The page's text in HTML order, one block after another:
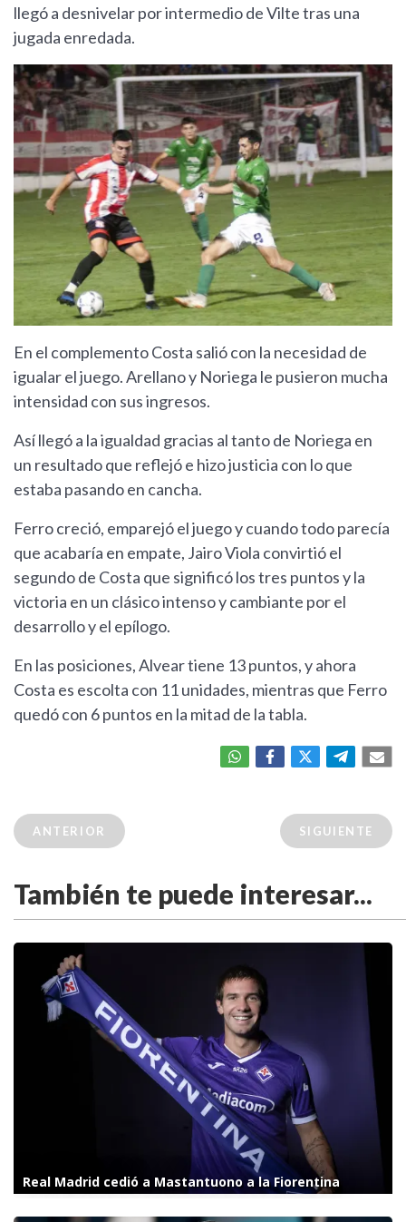
llegó a desnivelar por intermedio de Vilte tras una
jugada enredada.
En el complemento Costa salió con la necesidad de
igualar el juego. Arellano y Noriega le pusieron mucha
intensidad con sus ingresos.
Así llegó a la igualdad gracias al tanto de Noriega en
un resultado que reflejó e hizo justicia con lo que
estaba pasando en cancha.
Ferro creció, emparejó el juego y cuando todo parecía
que acabaría en empate, Jairo Viola convirtió el
segundo de Costa que significó los tres puntos y la
victoria en un clásico intenso y cambiante por el
desarrollo y el epílogo.
En las posiciones, Alvear tiene 13 puntos, y ahora
Costa es escolta con 11 unidades, mientras que Ferro
quedó con 6 puntos en la mitad de la tabla.
ANTERIOR SIGUIENTE
También te puede interesar...
Real Madrid cedió a Mastantuono a la Fiorentina